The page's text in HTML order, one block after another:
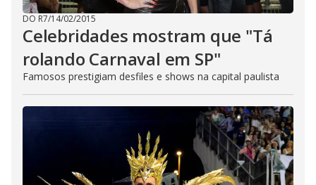
DO R7/14/02/2015
Celebridades mostram que "Tá
rolando Carnaval em SP"
Famosos prestigiam desfiles e shows na capital paulista